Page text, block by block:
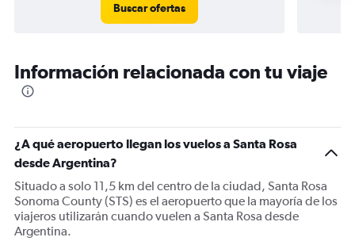
Buscar ofertas
Información relacionada con tu viaje
¿A qué aeropuerto llegan los vuelos a Santa Rosa
desde Argentina?
Situado a solo 11,5 km del centro de la ciudad, Santa Rosa
Sonoma County (STS) es el aeropuerto que la mayoría de los
viajeros utilizarán cuando vuelen a Santa Rosa desde
Argentina.